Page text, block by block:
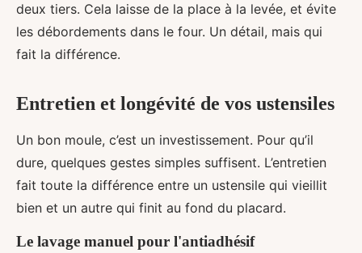
deux tiers. Cela laisse de la place à la levée, et évite
les débordements dans le four. Un détail, mais qui
fait la différence.
Entretien et longévité de vos ustensiles
Un bon moule, c’est un investissement. Pour qu’il
dure, quelques gestes simples suffisent. L’entretien
fait toute la différence entre un ustensile qui vieillit
bien et un autre qui finit au fond du placard.
Le lavage manuel pour l'antiadhésif